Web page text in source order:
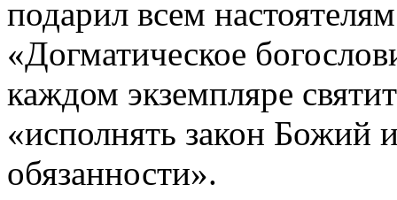
подарил всем
«Догматическое
каждом экземпляре
«исполнять закон Божий
обязанности».